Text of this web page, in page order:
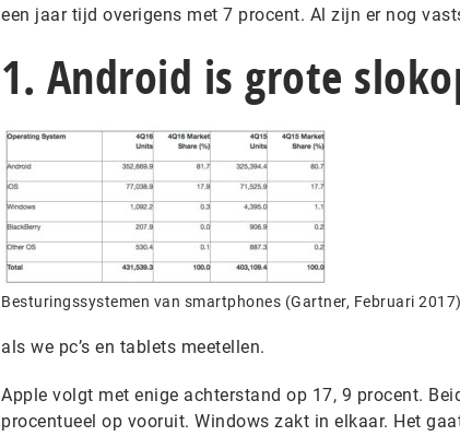
een jaar tijd overigens met 7 procent. Al zijn er nog
1. Android is grote
Besturingssystemen van smartphones (Gartner, Februari 2017)
als we pc’s en tablets meetellen.
Apple volgt met enige achterstand op 17, 9 procent.
procentueel op vooruit. Windows zakt in elkaar. Het